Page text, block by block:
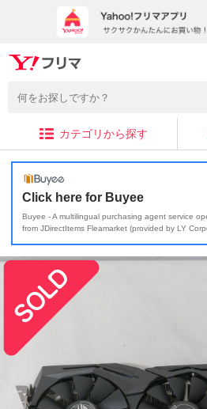
カテゴリから探す
Click here for Buyee
Buyee - A multilingual purchasing agent service
from JDirectItems Fleamarket (provided by LY